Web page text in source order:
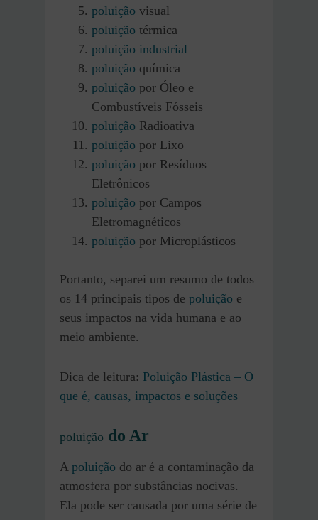
poluição visual
poluição térmica
poluição industrial
poluição química
poluição por Óleo e
Combustíveis Fósseis
poluição Radioativa
poluição por Lixo
poluição por Resíduos
Eletrônicos
poluição por Campos
Eletromagnéticos
poluição por Microplásticos
Portanto, separei um resumo de todos
os 14 principais tipos de poluição e
seus impactos na vida humana e ao
meio ambiente.
Dica de leitura: Poluição Plástica – O
que é, causas, impactos e soluções
poluição do Ar
A poluição do ar é a contaminação da
atmosfera por substâncias nocivas.
Ela pode ser causada por uma série de